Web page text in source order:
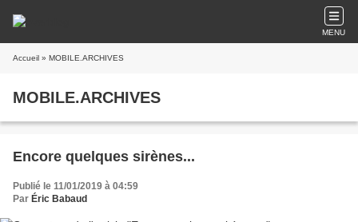
MENU
Accueil » MOBILE.ARCHIVES
MOBILE.ARCHIVES
Encore quelques sirènes...
Publié le 11/01/2019 à 04:59
Par Éric Babaud